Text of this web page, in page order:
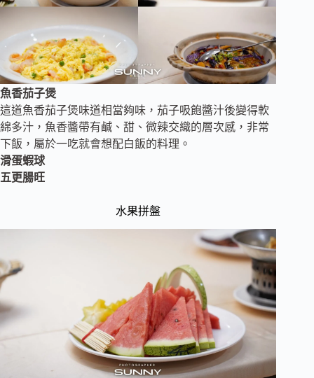
魚香茄子煲
這道魚香茄子煲味道相當夠味，茄子吸飽醬汁後變得軟
綿多汁，魚香醬帶有鹹、甜、微辣交織的層次感，非常
下飯，屬於一吃就會想配白飯的料理。
滑蛋蝦球
五更腸旺
水果拼盤